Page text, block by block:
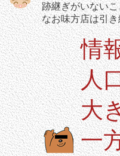
跡継ぎがいない
なお味方店は引
情
人
大
一